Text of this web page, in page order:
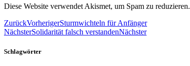
Diese Website verwendet Akismet, um Spam zu reduzieren.
ZurückVorherigerSturmwichteln für Anfänger
NächsterSolidarität falsch verstandenNächster
Schlagwörter